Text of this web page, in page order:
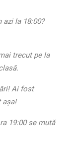
azi la 18:00?
trecut pe la
Ai fost
așa!
19:00 se mută